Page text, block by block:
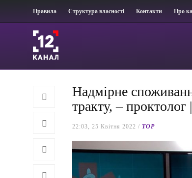
Правила Структура власності Контакти Про
Надмірне
тракту, –
22:03, 25 Квітня 2022 / TOP